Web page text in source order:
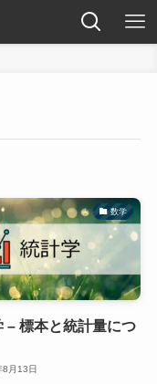
数学
– 標本と統計量につ
月13日